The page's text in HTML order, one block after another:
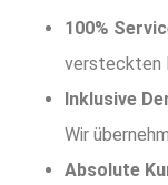
100%
versteckten
Inklusive
Wir
Absolute